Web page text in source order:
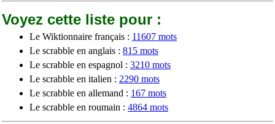
Voyez cette liste pour :
Le Wiktionnaire français : 11607 mots
Le scrabble en anglais : 815 mots
Le scrabble en espagnol : 3210 mots
Le scrabble en italien : 2290 mots
Le scrabble en allemand : 167 mots
Le scrabble en roumain : 4864 mots